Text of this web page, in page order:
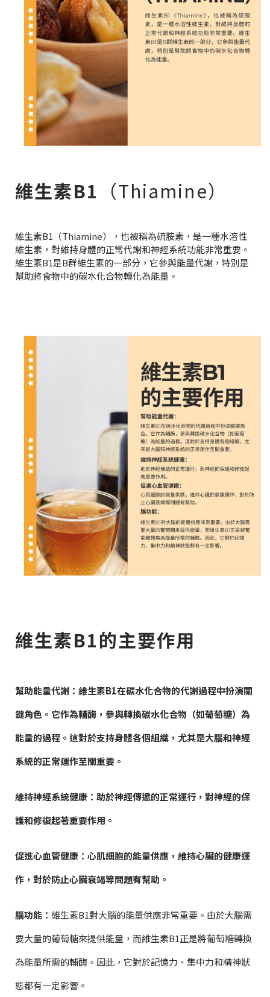
維生素B1 （Thiamine）
維生素B1（Thiamine），也被稱為硫胺素，是一種水溶性
維生素，對維持身體的正常代謝和神經系統功能非常重要。
維生素B1是B群維生素的一部分，它參與能量代謝，特別是
幫助將食物中的碳水化合物轉化為能量。
維生素B1的主要作用
幫助能量代謝： 維生素B1在碳水化合物的代謝過程中扮演關
鍵角色。它作為輔酶，參與轉換碳水化合物（如葡萄糖）為
能量的過程。這對於支持身體各個組織，尤其是大腦和神經
系統的正常運作至關重要。
維持神經系統健康： 助於神經傳遞的正常運行，對神經的保
護和修復起著重要作用。
促進心血管健康： 心肌細胞的能量供應，維持心臟的健康運
作，對於防止心臟衰竭等問題有幫助。
腦功能： 維生素B1對大腦的能量供應非常重要。由於大腦需
要大量的葡萄糖來提供能量，而維生素B1正是將葡萄糖轉換
為能量所需的輔酶。因此，它對於記憶力、集中力和精神狀
態都有一定影響。